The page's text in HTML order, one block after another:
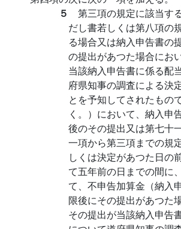
５ 第三項の規定に該当す
だし書若しくは第八項の
る場合又は納入申告書の
の提出があつた場合にお
当該納入申告書に係る配
府県知事の調査による決
とを予知してされたもの
く。）において、納入申
後のその提出又は第七十
一項から第三項までの規
しくは決定があつた日の
て五年前の日までの間に
て、不申告加算金（納入
限後にその提出があつた
その提出が当該納入申告